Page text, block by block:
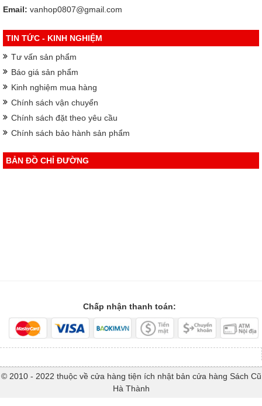
Email: vanhop0807@gmail.com
TIN TỨC - KINH NGHIỆM
Tư vấn sản phẩm
Báo giá sản phẩm
Kinh nghiệm mua hàng
Chính sách vận chuyển
Chính sách đặt theo yêu cầu
Chính sách bảo hành sản phẩm
BẢN ĐỒ CHỈ ĐƯỜNG
Chấp nhận thanh toán:
© 2010 - 2022 thuộc về cửa hàng tiện ích nhật bản cửa hàng Sách Cũ
Hà Thành